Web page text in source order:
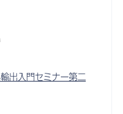
出入門セミナー第二